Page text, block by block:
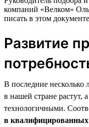
компаний «Велком»
писать в этом
Развитие
В последние несколько
в нашей стране растут,
технологичными.
в